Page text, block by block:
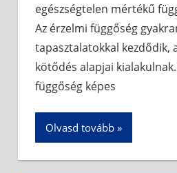
egészségtelen mértékű
Az érzelmi függőség
tapasztalatokkal kezdődik,
kötődés alapjai
függőség képes
Olvasd tovább